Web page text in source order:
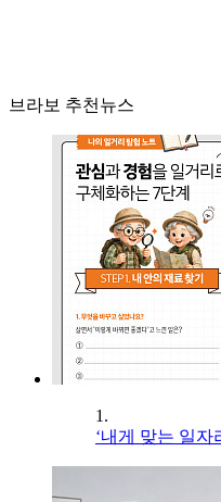
브라보 추천뉴스
1.
‘내게 맞는 일자